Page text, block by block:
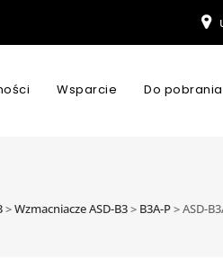
Wsparcie Do pobrania
>Wzmacniacze ASD-B3> B3A-P>ASD-